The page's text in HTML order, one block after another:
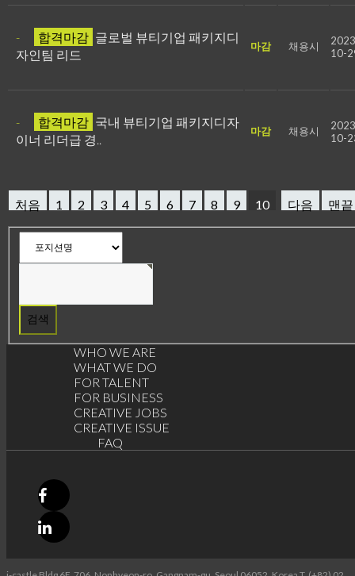
- 합격마감 글로벌 뷰티기업 패키지디
자인팀 리드
마감 채용시
10-
- 합격마감 국내 뷰티기업 패키지디자
이너 리더급 경..
마감 채용시
10-
처음 1 2 3 4 5 6 7 8 9 10 다음 맨끝
색
WHO WE ARE
WHAT WE DO
FOR TALENT
FOR BUSINESS
CREATIVE JOBS
CREATIVE ISSUE
FAQ